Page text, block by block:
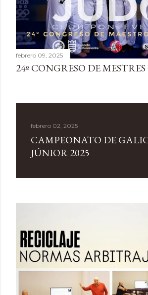
febrero 09, 2025
24º CONGRESO DE
febrero 02, 2025
CAMPEONATO DE
JÚNIOR 2025